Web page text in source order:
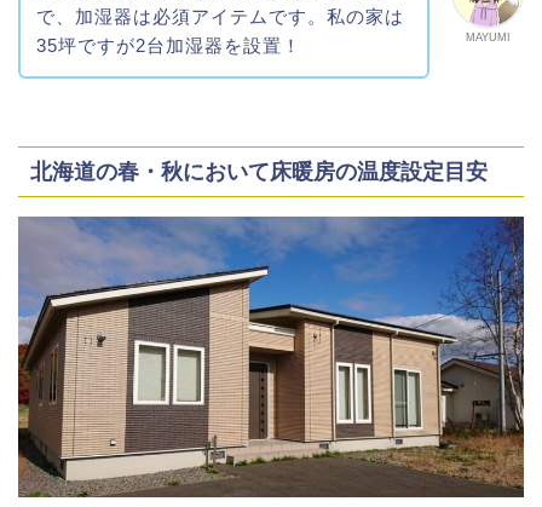
MAYUMI
で、加湿器は必須アイテムです。私の家は
35坪ですが2台加湿器を設置！
北海道の春・秋において床暖房の温度設定目安